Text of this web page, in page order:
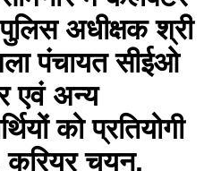
अधीक्षक श्री
पंचायत सीईओ
एवं अन्य
को प्रतियोगी
करियर चयन,